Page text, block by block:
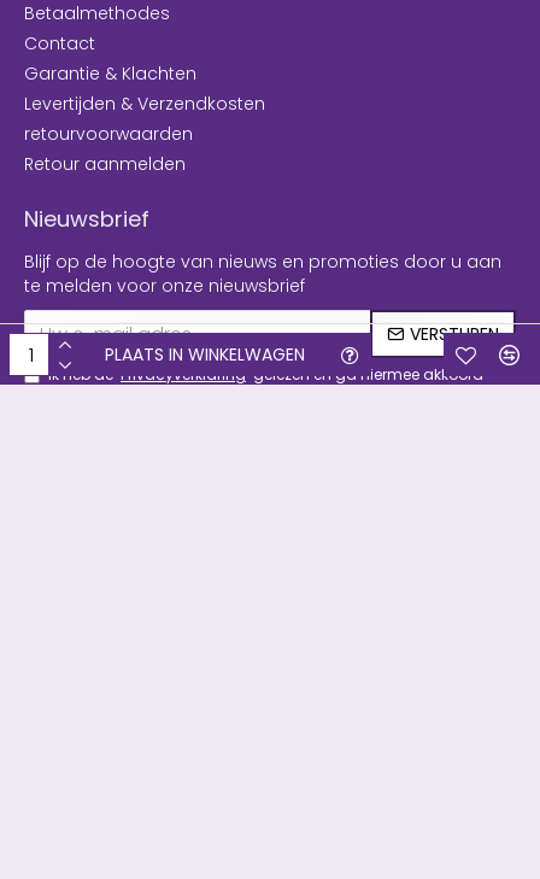
PLAATS IN WINKELWAGEN
Betaalmethodes
Contact
Garantie & Klachten
Levertijden & Verzendkosten
retourvoorwaarden
Retour aanmelden
Nieuwsbrief
Blijf op de hoogte van nieuws en promoties door u aan
te melden voor onze nieuwsbrief
VERSTUREN
Ik heb de Privacyverklaring gelezen en ga hiermee akkoord